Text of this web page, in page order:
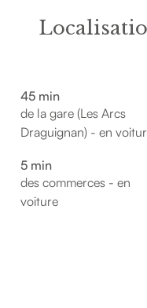
45 min
de la gare (Les Arcs
Draguignan) - en
5 min
des commerces - en
voiture